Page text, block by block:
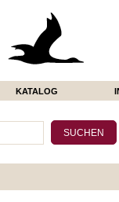
KATALOG